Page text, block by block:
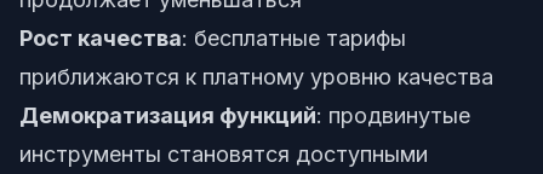
Рост качества: бесплатные тарифы
приближаются к платному уровню качества
Демократизация функций: продвинутые
инструменты становятся доступными